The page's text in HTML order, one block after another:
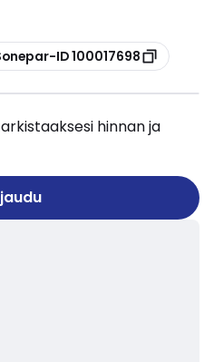
ID 100017698
hinnan ja